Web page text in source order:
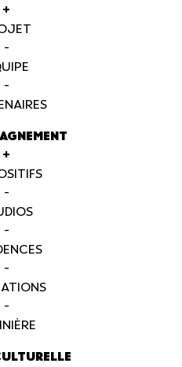
+
-
-
+
-
-
-
-